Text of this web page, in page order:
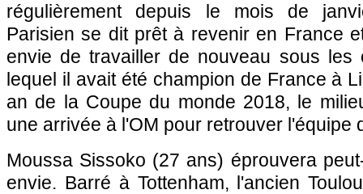
régulièrement depuis le mois de
Parisien se dit prêt à revenir en France
envie de travailler de nouveau sous les
lequel il avait été champion de France à
an de la Coupe du monde 2018, le
une arrivée à l'OM pour retrouver l'équipe
Moussa Sissoko (27 ans) éprouvera
envie. Barré à Tottenham, l'ancien